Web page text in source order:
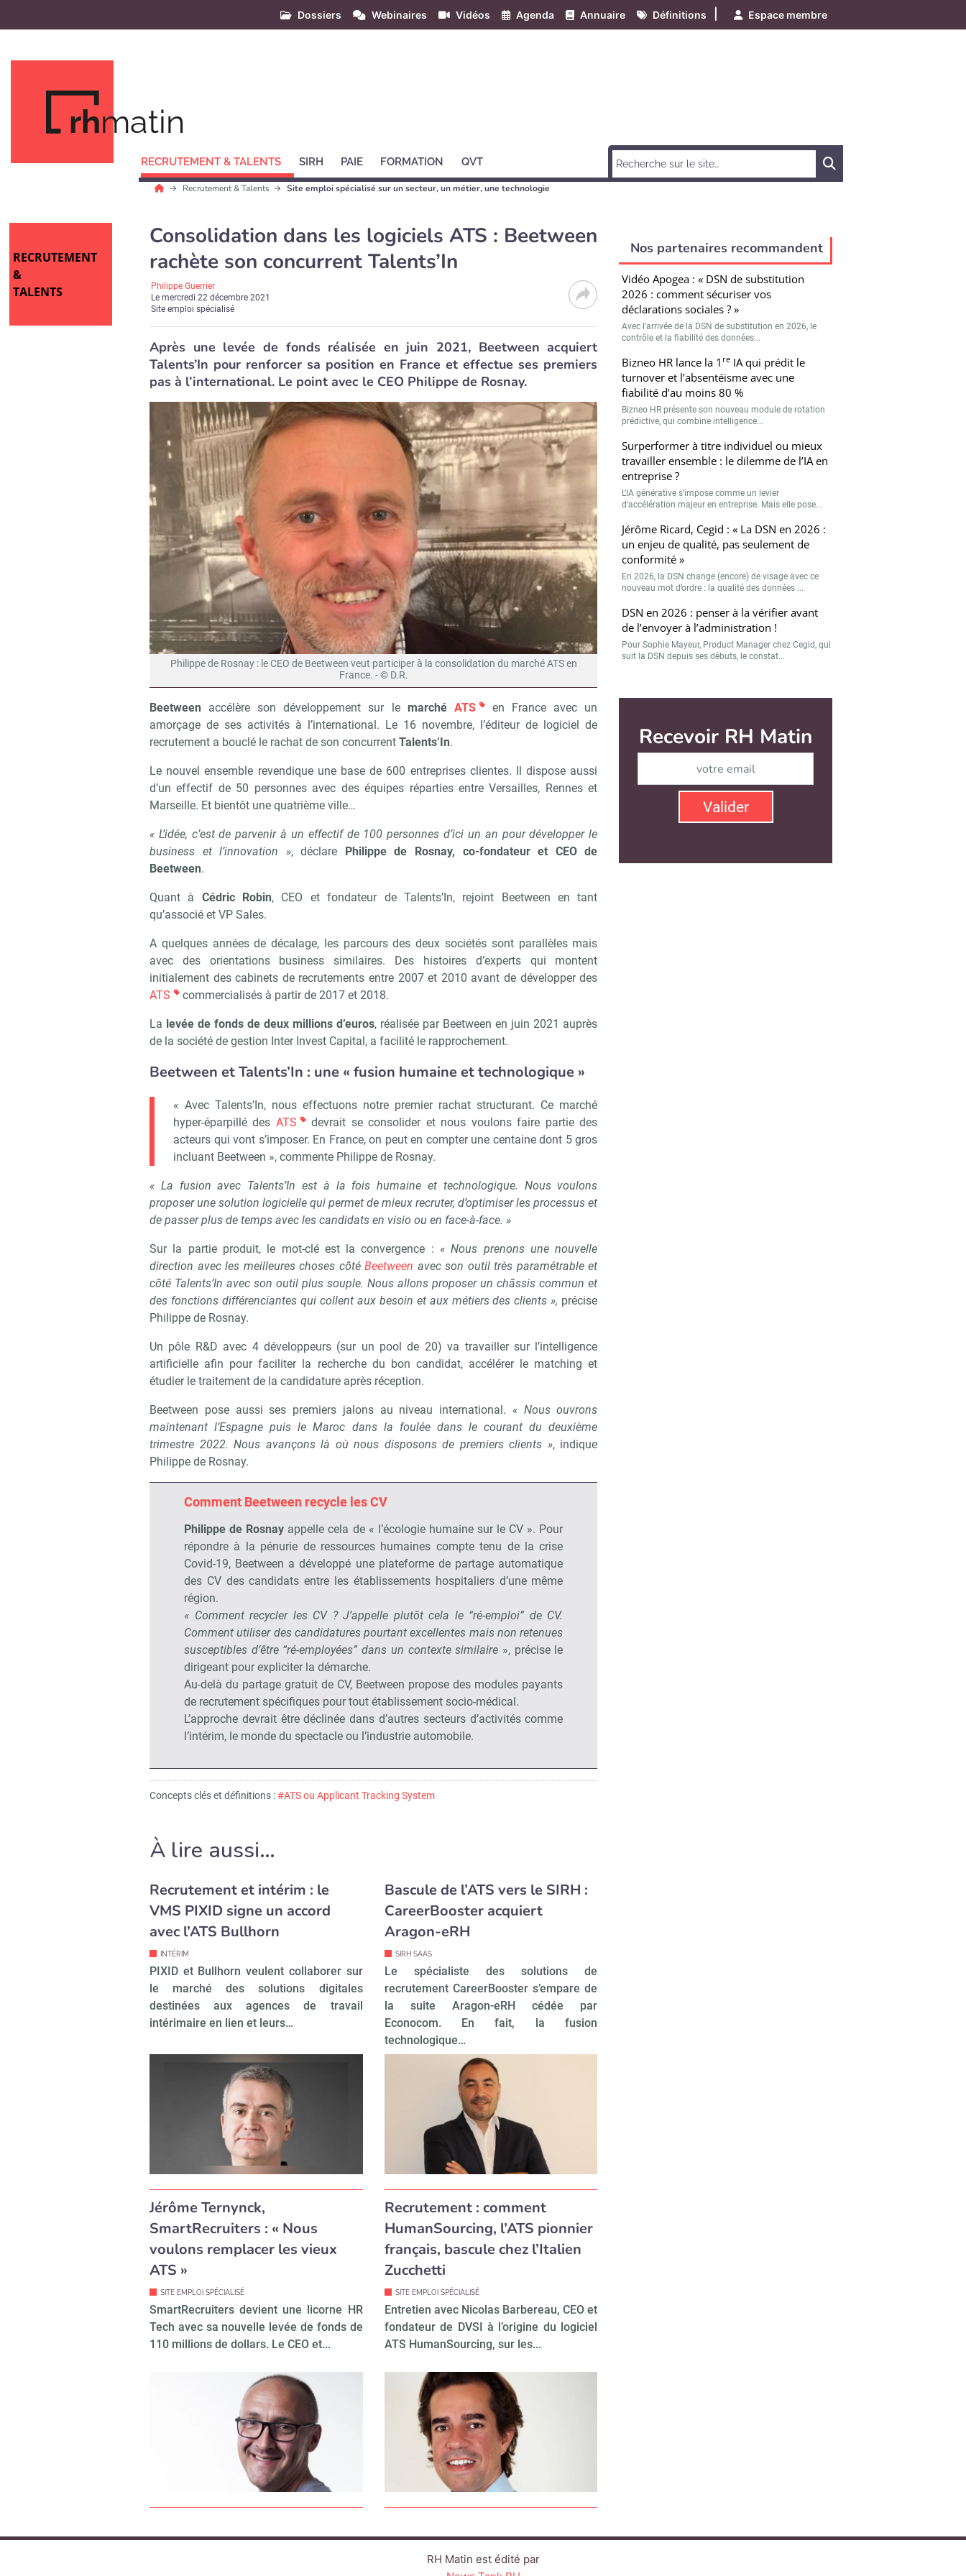
Dossiers Webinaires Vidéos Agenda Annuaire Définitions Espace membre
rhmatin
RECRUTEMENT & TALENTS SIRH PAIE FORMATION QVT
Recrutement & Talents Site emploi spécialisé sur un secteur, un métier, une technologie
RECRUTEMENT
&
TALENTS
Consolidation dans les logiciels ATS : Beetween
rachète son concurrent Talents’In
Philippe Guerrier
Lemercredi 22 décembre 2021
Site emploi spécialisé
Après une levée de fonds réalisée en juin 2021, Beetween acquiert
Talents’In pour renforcer sa position en France et effectue ses premiers
pas à l’international. Le point avec le CEO Philippe de Rosnay.
Philippe de Rosnay : le CEO de Beetween veut participer à la consolidation du marché ATS en
France. - © D.R.
Beetween accélère son développement sur le marché ATS
en France avec un
amorçage de ses activités à l’international. Le 16 novembre, l’éditeur de logiciel de
recrutement a bouclé le rachat de son concurrent Talents’In.
Le nouvel ensemble revendique une base de 600 entreprises clientes. Il dispose aussi
d’un effectif de 50 personnes avec des équipes réparties entre Versailles, Rennes et
Marseille. Et bientôt une quatrième ville…
« L’idée, c’est de parvenir à un effectif de 100 personnes d’ici un an pour développer le
business et l’innovation », déclare Philippe de Rosnay, co-fondateur et CEO de
Beetween.
Quant à Cédric Robin, CEO et fondateur de Talents’In, rejoint Beetween en tant
qu’associé et VP Sales.
A quelques années de décalage, les parcours des deux sociétés sont parallèles mais
avec des orientations business similaires. Des histoires d’experts qui montent
initialement des cabinets de recrutements entre 2007 et 2010 avant de développer des
ATS
commercialisés à partir de 2017 et 2018.
La levée de fonds de deux millions d’euros, réalisée par Beetween en juin 2021 auprès
de la société de gestion Inter Invest Capital, a facilité le rapprochement.
Beetween et Talents’In : une « fusion humaine et technologique »
« Avec Talents’In, nous effectuons notre premier rachat structurant. Ce marché
hyper-éparpillé des ATS
devrait se consolider et nous voulons faire partie des
acteurs qui vont s’imposer. En France, on peut en compter une centaine dont 5 gros
incluant Beetween », commente Philippe de Rosnay.
« La fusion avec Talents’In est à la fois humaine et technologique. Nous voulons
proposer une solution logicielle qui permet de mieux recruter, d’optimiser les processus et
de passer plus de temps avec les candidats en visio ou en face-à-face. »
Sur la partie produit, le mot-clé est la convergence : « Nous prenons une nouvelle
direction avec les meilleures choses côtéBeetween avec son outil très paramétrable et
côté Talents’In avec son outil plus souple. Nous allons proposer un châssis commun et
des fonctions différenciantes qui collent aux besoin et aux métiers des clients », précise
Philippe de Rosnay.
Un pôle R&D avec 4 développeurs (sur un pool de 20) va travailler sur l’intelligence
artificielle afin pour faciliter la recherche du bon candidat, accélérer le matching et
étudier le traitement de la candidature après réception.
Beetween pose aussi ses premiers jalons au niveau international. « Nous ouvrons
maintenant l’Espagne puis le Maroc dans la foulée dans le courant du deuxième
trimestre 2022. Nous avançons là où nous disposons de premiers clients », indique
Philippe de Rosnay.
Comment Beetween recycle les CV
Philippe de Rosnay appelle cela de « l’écologie humaine sur le CV ». Pour
répondre à la pénurie de ressources humaines compte tenu de la crise
Covid-19, Beetween a développé une plateforme de partage automatique
des CV des candidats entre les établissements hospitaliers d’une même
région.
« Comment recycler les CV ? J’appelle plutôt cela le “ré-emploi” de CV.
Comment utiliser des candidatures pourtant excellentes mais non retenues
susceptibles d’être “ré-employées” dans un contexte similaire », précise le
dirigeant pour expliciter la démarche.
Au-delà du partage gratuit de CV, Beetween propose des modules payants
de recrutement spécifiques pour tout établissement socio-médical.
L’approche devrait être déclinée dans d’autres secteurs d’activités comme
l’intérim, le monde du spectacle ou l’industrie automobile.
Concepts clés et définitions :#ATS ou Applicant Tracking System
À lire aussi…
Recrutement et intérim : le
VMS PIXID signe un accord
avec l’ATS Bullhorn
INTÉRIM
PIXID et Bullhorn veulent collaborer sur
le marché des solutions digitales
destinées aux agences de travail
intérimaire en lien et leurs…
Bascule de l’ATS vers le SIRH :
CareerBooster acquiert
Aragon-eRH
SIRH SAAS
Le spécialiste des solutions de
recrutement CareerBooster s’empare de
la suite Aragon-eRH cédée par
Econocom. En fait, la fusion
technologique…
Jérôme Ternynck,
SmartRecruiters : « Nous
voulons remplacer les vieux
ATS »
SITE EMPLOI SPÉCIALISÉ
SmartRecruiters devient une licorne HR
Tech avec sa nouvelle levée de fonds de
110 millions de dollars. Le CEO et...
Recrutement : comment
HumanSourcing, l’ATS pionnier
français, bascule chez l’Italien
Zucchetti
SITE EMPLOI SPÉCIALISÉ
Entretien avec Nicolas Barbereau, CEO et
fondateur de DVSI à l’origine du logiciel
ATS HumanSourcing, sur les...
Nos partenaires recommandent
Vidéo Apogea : « DSN de substitution
2026 : comment sécuriser vos
déclarations sociales ? »
Avec l’arrivée de la DSN de substitution en 2026, le
contrôle et la fiabilité des données...
Bizneo HR lance la 1 reIA qui prédit le
turnover et l’absentéisme avec une
fiabilité d’au moins 80 %
Bizneo HR présente son nouveau module de rotation
prédictive, qui combine intelligence...
Surperformer à titre individuel ou mieux
travailler ensemble : le dilemme de l’IA en
entreprise ?
L’IA générative s’impose comme un levier
d’accélération majeur en entreprise. Mais elle pose...
Jérôme Ricard, Cegid : « La DSN en 2026 :
un enjeu de qualité, pas seulement de
conformité »
En 2026, la DSN change (encore) de visage avec ce
nouveau mot d’ordre : la qualité des données ...
DSN en 2026 : penser à la vérifier avant
de l’envoyer à l’administration !
Pour Sophie Mayeur, Product Manager chez Cegid, qui
suit la DSN depuis ses débuts, le constat...
Recevoir RH Matin
Non merci, je reçois déjà ! Je déciderai plus tard
RH Matin est édité par